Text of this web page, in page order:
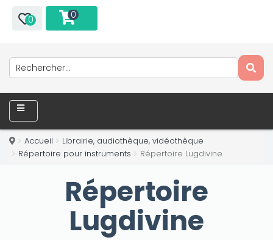
0 0
Accueil
Librairie, audiothèque, vidéothèque
Répertoire pour instruments
Répertoire Lugdivine
Répertoire
Lugdivine